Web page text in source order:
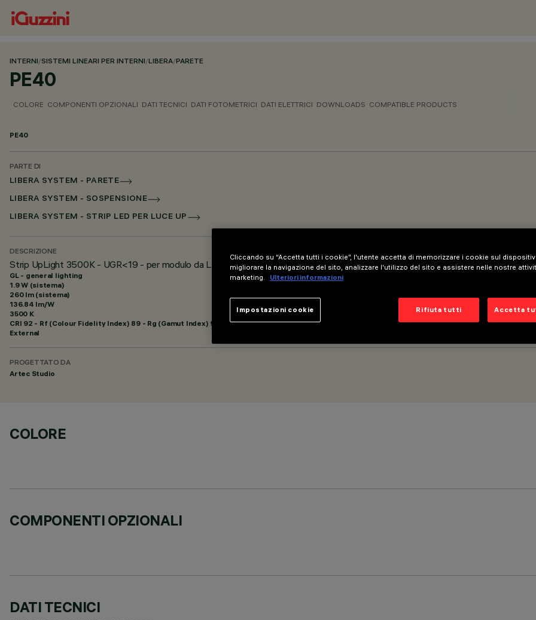
INTERNI/SISTEMI LINEARI PER INTERNI/LIBERA/PARETE
PE40
COLORE COMPONENTI OPZIONALI DATI TECNICI DATI FOTOMETRICI DATI ELETTRICI DOWNLOADS COMPATIBLE PRODUCTS
PE40
PARTE DI
LIBERA SYSTEM - PARETE
LIBERA SYSTEM - SOSPENSIONE
LIBERA SYSTEM - STRIP LED PER LUCE UP
DESCRIZIONE
Strip UpLight 3500K - UGR<19 - per modulo da L=684
GL - general lighting
1.9 W (sistema)
260 lm (sistema)
136.84 lm/W
3500 K
CRI 92 - Rf (Colour Fidelity Index) 89 - Rg (Gamut Index) 95
External
PROGETTATO DA
Artec Studio
COLORE
COMPONENTI OPZIONALI
DATI TECNICI
Cliccando su “Accetta tutti i cookie”, l'utente accetta di memorizzare i cookie sul
migliorare la navigazione del sito, analizzare l'utilizzo del sito e assistere nelle nostre
marketing.
Ulteriori informazioni
Rifiuta tutti Accetta
Impostazioni cookie